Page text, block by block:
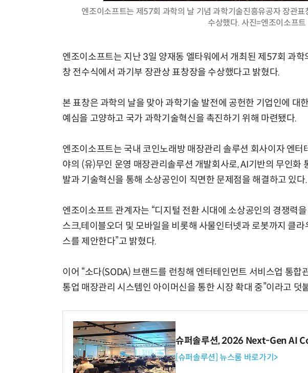
엔조이소프트는 제57회 과학의 날 기념 과학기술진흥유공자 장관
수상했다. 사진=엔조이소프트
엔조이소프트는 지난 3일 양재동 엘타워에서 개최된 제57회 과
창 전수식에서 과기부 장관상 표창장을 수상했다고 밝혔다.
본 표창은 과학의 날을 맞아 과학기술 발전에 공헌한 기업인에 대
예심을 고양하고 국가 과학기술혁신을 촉진하기 위해 마련됐다.
엔조이소프트는 국내 코인노래방 매장관리 솔루션 회사이자 엔터
야의 (유)무인 운영 매장관리솔루션 개발회사로, AI기반의 무인화
발과 기술혁신을 통해 소상공인이 직면한 문제점을 해결하고 있다.
엔조이소프트 관계자는 “디지털 전환 시대에 소상공인의 경쟁력
스크,테이블오더 및 모바일을 비롯해 사물인터넷과 로봇까지 클
스를 제안한다”고 밝혔다.
이어 “소다(SODA) 브랜드를 런칭해 엔터테인먼트 서비스업 통합
통업 매장관리 시스템인 아이머신을 통한 시장 확대 중”이라고 덧
슈퍼솔루션, 2026 Next-Gen AI
[슈퍼솔루션] 뉴스룸 바로가기>